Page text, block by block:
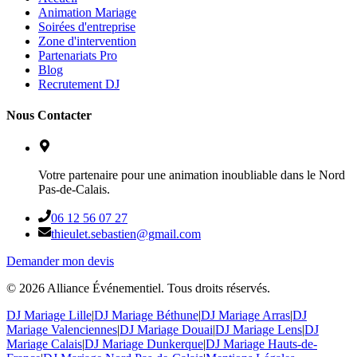
Animation Mariage
Soirées d'entreprise
Zone d'intervention
Partenariats Pro
Blog
Recrutement DJ
Nous Contacter
Votre partenaire pour une animation inoubliable dans le Nord
Pas-de-Calais.
06 12 56 07 27
thieulet.sebastien@gmail.com
Demander mon devis
© 2026 Alliance Événementiel. Tous droits réservés.
DJ Mariage Lille|DJ Mariage Béthune|DJ Mariage Arras|DJ
Mariage Valenciennes|DJ Mariage Douai|DJ Mariage Lens|DJ
Mariage Calais|DJ Mariage Dunkerque|DJ Mariage Hauts-de-